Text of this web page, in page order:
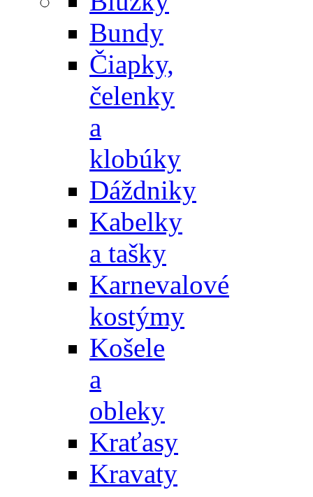
Bundy
Čiapky,
čelenky
a
klobúky
Dáždniky
Kabelky
a tašky
Karnevalové
kostýmy
Košele
a
obleky
Kraťasy
Kravaty